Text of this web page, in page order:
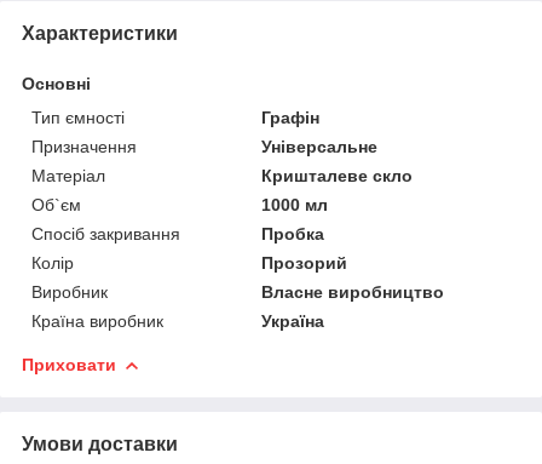
Характеристики
Основні
Тип ємності
Графін
Призначення
Універсальне
Матеріал
Кришталеве скло
Об`єм
1000 мл
Спосіб закривання
Пробка
Колір
Прозорий
Виробник
Власне виробництво
Країна виробник
Україна
Приховати
Умови доставки